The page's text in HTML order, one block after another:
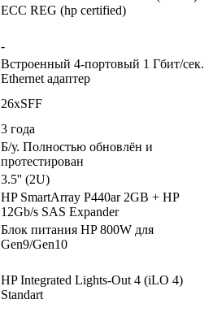
ECC REG (hp certified)
-
Встроенный 4-портовый 1 Гбит/сек.
Ethernet адаптер
26хSFF
3 года
Б/у. Полностью обновлён и
протестирован
3.5'' (2U)
HP SmartArray P440ar 2GB + HP
12Gb/s SAS Expander
Блок питания HP 800W для
Gen9/Gen10
HP Integrated Lights-Out 4 (iLO 4)
Standart